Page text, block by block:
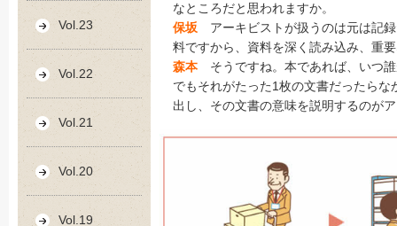
Vol.23
Vol.22
Vol.21
Vol.20
Vol.19
なところだと思われますか。
保坂 アーキビストが扱うのは元は記
料ですから、資料を深く読み込み、重
森本そうですね。本であれば、いつ誰
でもそれがたった1枚の文書だったら
出し、その文書の意味を説明するのが